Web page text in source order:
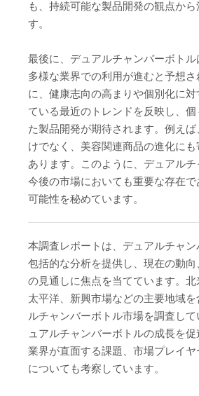
も、持続可能な製品開発の観点か
す。
最後に、デュアルチャンバーボト
多様な業界での利用が進むと予想
に、健康志向の高まりや個別化に
ている最近のトレンドを反映し、
た製品開発が期待されます。例え
けでなく、美容関連商品の進化に
あります。このように、デュアル
今後の市場においても重要な存在
可能性を秘めています。
本調査レポートは、デュアルチャ
包括的な分析を提供し、現在の動
の見通しに焦点を当てています。
太平洋、新興市場などの主要地域
ルチャンバーボトル市場を調査し
ュアルチャンバーボトルの成長を促
業界が直面する課題、市場プレイ
についても考察しています。